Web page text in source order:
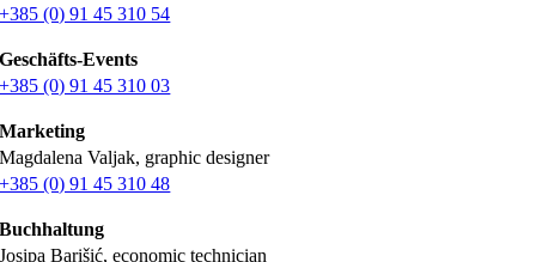
+385 (0) 91 45 310 54
Geschäfts-Events
+385 (0) 91 45 310 03
Marketing
Magdalena Valjak, graphic designer
+385 (0) 91 45 310 48
Buchhaltung
Josipa Barišić, economic technician